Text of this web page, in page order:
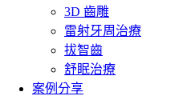
3D 齒雕
雷射牙周治療
拔智齒
舒眠治療
案例分享